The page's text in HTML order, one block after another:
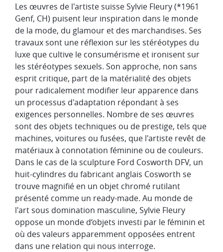
Les œuvres de l'artiste suisse Sylvie Fleury (*1961
Genf, CH) puisent leur inspiration dans le monde
de la mode, du glamour et des marchandises. Ses
travaux sont une réflexion sur les stéréotypes du
luxe que cultive le consumérisme et ironisent sur
les stéréotypes sexuels. Son approche, non sans
esprit critique, part de la matérialité des objets
pour radicalement modifier leur apparence dans
un processus d'adaptation répondant à ses
exigences personnelles. Nombre de ses œuvres
sont des objets techniques ou de prestige, tels que
machines, voitures ou fusées, que l'artiste revêt de
matériaux à connotation féminine ou de couleurs.
Dans le cas de la sculpture Ford Cosworth DFV, un
huit-cylindres du fabricant anglais Cosworth se
trouve magnifié en un objet chromé rutilant
présenté comme un ready-made. Au monde de
l'art sous domination masculine, Sylvie Fleury
oppose un monde d‘objets investi par le féminin et
où des valeurs apparemment opposées entrent
dans une relation qui nous interroge.